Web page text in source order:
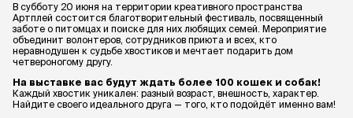
В субботу 20 июня на территории креативного пространства
Артплей состоится благотворительный фестиваль, посвященный
заботе о питомцах и поиске для них любящих семей. Мероприятие
объединит волонтеров, сотрудников приюта и всех, кто
неравнодушен к судьбе хвостиков и мечтает подарить дом
четвероногому другу.
На выставке вас будут ждать более 100 кошек и собак!
Каждый хвостик уникален: разный возраст, внешность, характер.
Найдите своего идеального друга — того, кто подойдёт именно вам!